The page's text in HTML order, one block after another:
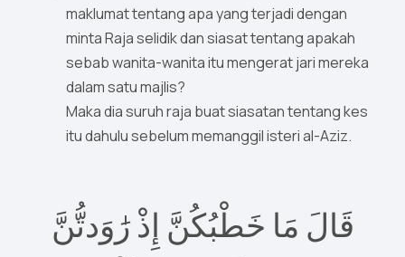
maklumat tentang apa yang terjadi dengan
minta Raja selidik dan siasat tentang apakah
sebab wanita-wanita itu mengerat jari mereka
dalam satu majlis?
Maka dia suruh raja buat siasatan tentang kes
itu dahulu sebelum memanggil isteri al-Aziz.
قَالَ مَا خَطْبُكُنَّ إِذْ رَٰوَدتُّنَّ